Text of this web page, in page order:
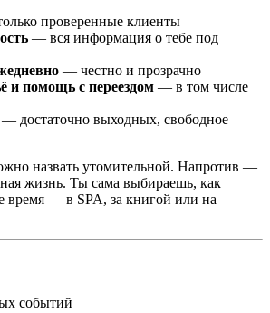
проверенные клиенты
— вся информация о тебе под
— честно и прозрачно
и помощь с переездом — в том числе
— достаточно выходных, свободное
назвать утомительной. Напротив —
жизнь. Ты сама выбираешь, как
время — в SPA, за книгой или на
событий